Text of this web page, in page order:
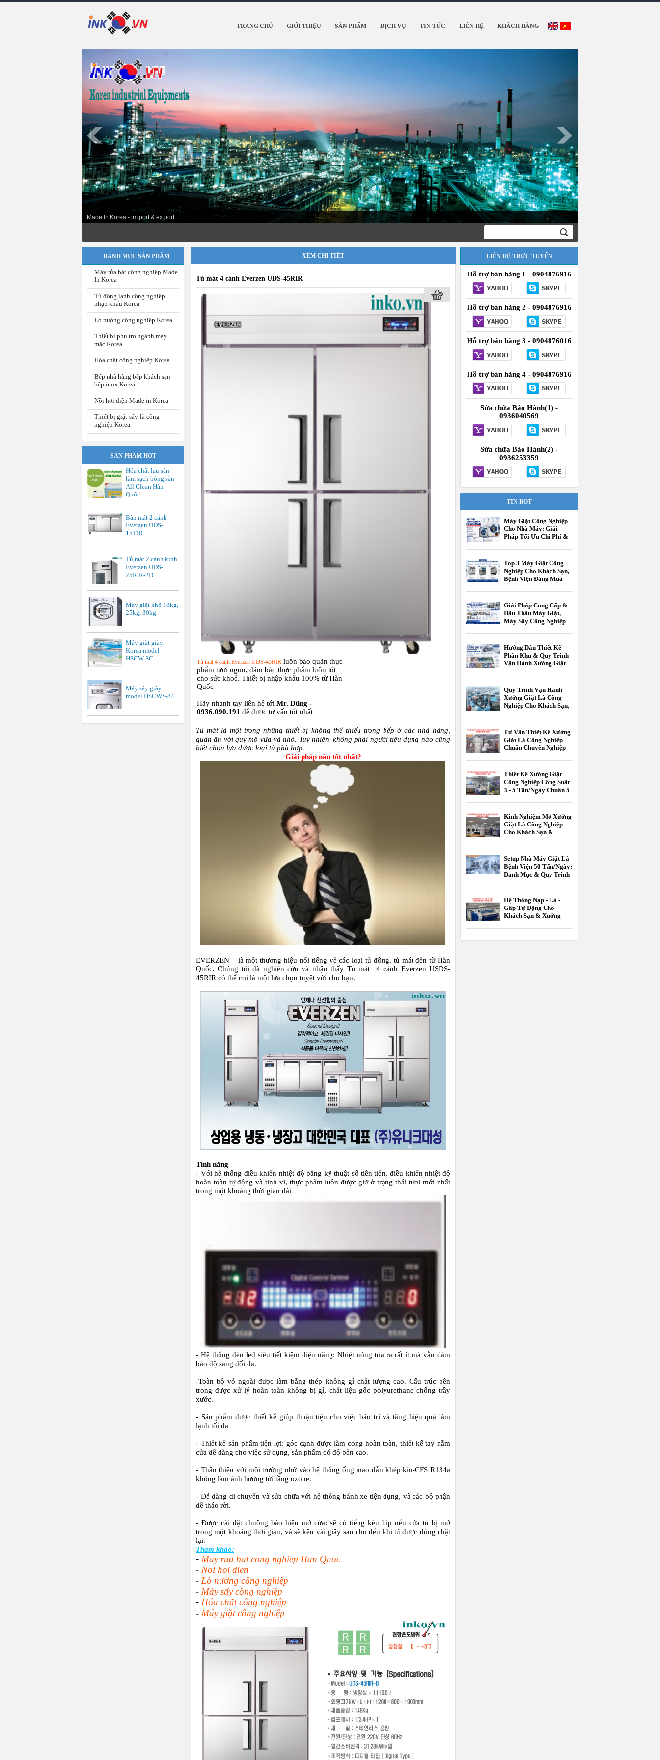
TRANG CHỦ GIỚI THIỆU SẢN PHẨM DỊCH VỤ TIN TỨC LIÊN HỆ KHÁCH HÀNG
Made In Korea - im port & ex port
DANH MỤC SẢN PHẨM
Máy rửa bát công nghiệp Made
In Korea
Tủ đông lạnh công nghiệp
nhập khẩu Korea
Lò nướng công nghiệp Korea
Thiết bị phụ trơ ngành may
mặc Korea
Hóa chất công nghiệp Korea
Bếp nhà hàng bếp khách sạn
bếp inox Korea
Nồi hơi điện Made in Korea
Thiết bị giặt-sấy-là công
nghiệp Korea
SẢN PHẨM HOT
Hóa chất lau sàn
làm sạch bóng sàn
All Clean Hàn
Quốc
Bàn mát 2 cánh
Everzen UDS-
15TIR
Tủ mát 2 cánh kính
Everzen UDS-
25RIR-2D
Máy giặt khô 18kg,
25kg, 30kg
Máy giặt giày
Korea model
HSCW-SC
Máy sấy giày
model HSCWS-84
XEM CHI TIẾT
Tủ mát 4 cánh Everzen UDS-45RIR
Tủ mát 4 cánh Everzen UDS-45RIR luôn bảo quản thực
phẩm tươi ngon, đảm bảo thực phẩm luôn tốt
cho sức khoẻ. Thiết bị nhập khẩu 100% từ Hàn
Quốc
Hãy nhanh tay liên hệ tới Mr. Dũng -
0936.090.191 để được tư vấn tốt nhất
Tủ mát là một trong những thiết bị không thể thiếu trong bếp ở các nhà hàng,
quán ăn với quy mô vừa và nhỏ. Tuy nhiên, không phải người tiêu dụng nào cũng
biết chọn lựa được loại tủ phù hợp.
Giải pháp nào tốt nhất?
EVERZEN – là một thương hiệu nổi tiếng về các loại tủ đông, tủ mát đến từ Hàn
Quốc. Chúng tôi đã nghiên cứu và nhận thấy Tủ mát 4 cánh EverzenUSDS-
45RIR có thể coi là một lựa chọn tuyệt vời cho bạn.
Tính năng
- Với hệ thống điều khiển nhiệt độ bằng kỹ thuật số tiên tiến, điều khiển nhiệt độ
hoàn toàn tự động và tinh vi, thực phẩm luôn được giữ ở trạng thái tươi mới nhất
trong một khoảng thời gian dài
- Hệ thống đèn led siêu tiết kiệm điện năng: Nhiệt nóng tỏa ra rất ít mà vẫn đảm
bảo độ sang đối đa.
-Toàn bộ vỏ ngoài được làm bằng thép không gỉ chất lượng cao. Cấu trúc bên
trong được xử lý hoàn toàn không bị gỉ, chất liệu gốcpolyurethanechống trầy
xước.
- Sản phẩm được thiết kế giúp thuận tiện cho việc bảo trì và tăng hiệu quả làm
lạnh tối đa
- Thiết kế sản phẩm tiện lợi: góc cạnh được làm cong hoàn toàn, thiết kế tay nắm
cửa dễ dàng cho việc sử dụng, sản phẩm có độ bền cao.
- Thân thiện với môi trường nhờ vào hệ thống ống mao dẫn khép kín-CFS R134a
không làm ảnh hưởng tới tầng ozone.
- Dễ dàng di chuyển và sửa chữa với hệ thống bánh xe tiện dụng, và các bộ phận
dễ tháo rời.
- Được cài đặt chuông báo hiệu mở cửa: sẽ có tiếng kêu bíp nếu cửa tủ bị mở
trong một khoảng thời gian, và sẽ kêu vài giây sau cho đến khi tủ được đóng chặt
lại.
Tham khảo:
- May rua bat cong nghiep Han Quoc
- Noi hoi dien
- Lò nướng công nghiệp
- Máy sấy công nghiệp
- Hóa chất công nghiệp
- Máy giặt công nghiệp
LIÊN HỆ TRỰC TUYẾN
Hỗ trợ bán hàng 1 - 0904876916
Hỗ trợ bán hàng 2 - 0904876916
Hỗ trợ bán hàng 3 - 0904876016
Hỗ trợ bán hàng 4 - 0904876916
Sửa chữa Bảo Hành(1) -
0936040569
Sửa chữa Bảo Hành(2) -
0936253359
TIN HOT
Máy Giặt Công Nghiệp
Cho Nhà Máy: Giải
Pháp Tối Ưu Chi Phí &
Top 3 Máy Giặt Công
Nghiệp Cho Khách Sạn,
Bệnh Viện Đáng Mua
Giải Pháp Cung Cấp &
Đấu Thầu Máy Giặt,
Máy Sấy Công Nghiệp
Học
Hướng Dẫn Thiết Kế
Phân Khu & Quy Trình
Vận Hành Xưởng Giặt
Quy Trình Vận Hành
Xưởng Giặt Là Công
Nghiệp Cho Khách Sạn,
Tư Vấn Thiết Kế Xưởng
Giặt Là Công Nghiệp
Chuẩn Chuyên Nghiệp
Thiết Kế Xưởng Giặt
Công Nghiệp Công Suất
3 - 5 Tấn/Ngày Chuẩn 5
Kinh Nghiệm Mở Xưởng
Giặt Là Công Nghiệp
Cho Khách Sạn &
Setup Nhà Máy Giặt Là
Bệnh Viện 50 Tấn/Ngày:
Danh Mục & Quy Trình
Hệ Thống Nạp - Là -
Gấp Tự Động Cho
Khách Sạn & Xưởng